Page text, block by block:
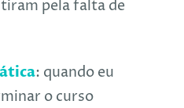
pela falta de
: quando eu
o curso